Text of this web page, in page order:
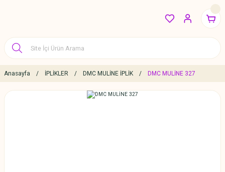
Anasayfa İPLİKLER DMC MULİNE İPLİK DMC MULİNE 327